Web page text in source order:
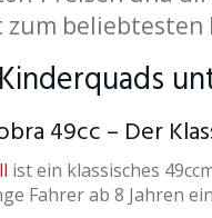
beliebtesten
49cc – Der
ist ein klassisches
Fahrer ab 8 Jahren